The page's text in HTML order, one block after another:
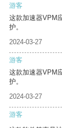
游客
这款加速器VPM
护。
2024-03-27
游客
这款加速器VPM
护。
2024-03-27
游客